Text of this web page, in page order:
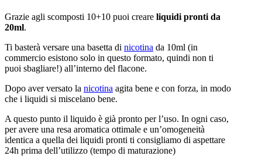
Grazie agli scomposti 10+10 puoi creare liquidi pronti da
20ml.
Ti basterà versare una basetta di nicotina da 10ml (in
commercio esistono solo in questo formato, quindi non ti
puoi sbagliare!) all’interno del flacone.
Dopo aver versato la nicotina agita bene e con forza, in modo
che i liquidi si miscelano bene.
A questo punto il liquido è già pronto per l’uso. In ogni caso,
per avere una resa aromatica ottimale e un’omogeneità
identica a quella dei liquidi pronti ti consigliamo di aspettare
24h prima dell’utilizzo (tempo di maturazione)